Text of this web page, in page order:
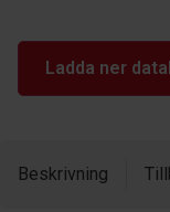
Ladda ner
Beskrivning